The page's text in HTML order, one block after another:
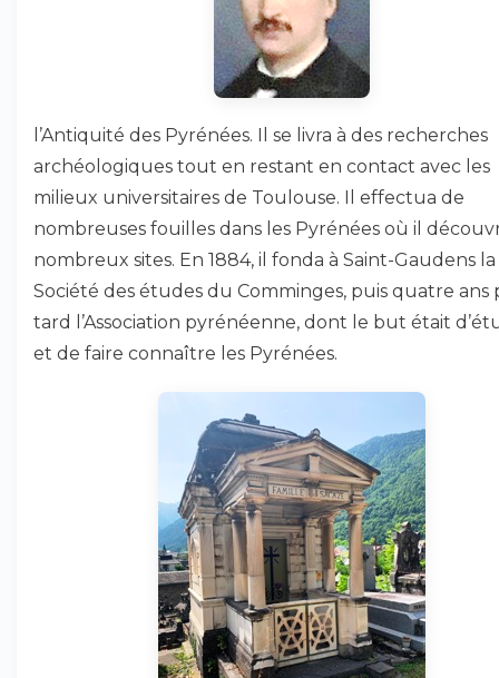
l’Antiquité des Pyrénées. Il se livra à des recherches
archéologiques tout en restant en contact avec les
milieux universitaires de Toulouse. Il effectua de
nombreuses fouilles dans les Pyrénées où il
nombreux sites. En 1884, il fonda à Saint-Gaudens la
Société des études du Comminges, puis quatre ans
tard l’Association pyrénéenne, dont le but était
et de faire connaître les Pyrénées.